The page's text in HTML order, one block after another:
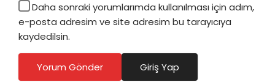
Daha sonraki yorumlarımda kullanılması için adım,
e-posta adresim ve site adresim bu tarayıcıya
kaydedilsin.
Yorum Gönder Giriş Yap